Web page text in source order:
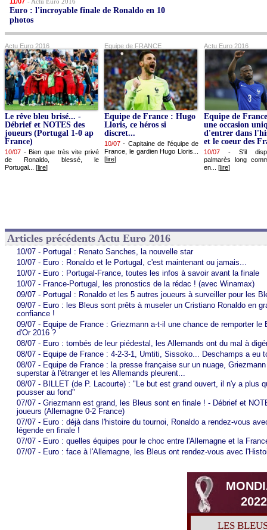
Euro : l'incroyable finale de Ronaldo en 10
photos
Actu Euro 2016 Equipe de FRANCE Actu Euro 2016
Le rêve bleu brisé... -
Débrief et NOTES des
joueurs (Portugal 1-0 ap
France)
10/07 -Bien que très vite privé
de Ronaldo, blessé, le
Portugal... [lire]
Equipe de France : Hugo
Lloris, ce héros si
discret...
10/07 - Capitaine de l'équipe de
France, le gardien Hugo Lloris...
[lire]
Equipe de
une occasion
d'entrer dans
et le coeur des
10/07 - S'il
palmarès long
en... [lire]
Articles précédents Actu Euro 2016
10/07 - Portugal : Renato Sanches, la nouvelle star
10/07 - Euro : Ronaldo et le Portugal, c'est maintenant ou jamais...
10/07 - Euro : Portugal-France, toutes les infos à savoir avant la finale
10/07 - France-Portugal, les pronostics de la rédac ! (avec Winamax)
09/07 - Portugal : Ronaldo et les 5 autres joueurs à surveiller pour les
09/07 - Euro : les Bleus sont prêts à museler un Cristiano Ronaldo en
confiance !
09/07 - Equipe de France : Griezmann a-t-il une chance de remporter le
d'Or 2016 ?
08/07 - Euro : tombés de leur piédestal, les Allemands ont du mal à
08/07 - Equipe de France : 4-2-3-1, Umtiti, Sissoko... Deschamps a eu
08/07 - Equipe de France : la presse française sur un nuage, Griezmann
superstar à l'étranger et les Allemands pleurent...
08/07 - BILLET (de P. Lacourte) : "Le but est grand ouvert, il n'y a plus
pousser au fond"
07/07 - Griezmann est grand, les Bleus sont en finale ! - Débrief et
joueurs (Allemagne 0-2 France)
07/07 - Euro : déjà dans l'histoire du tournoi, Ronaldo a rendez-vous
légende en finale !
07/07 - Euro : quelles équipes pour le choc entre l'Allemagne et la
07/07 - Euro : face à l'Allemagne, les Bleus ont rendez-vous avec
2022
LES